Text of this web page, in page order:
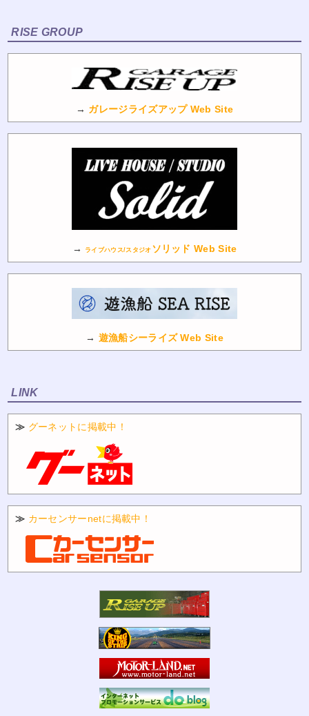
RISE GROUP
→ ガレージライズアップ Web Site
→ ライブハウス/スタジオ ソリッド Web Site
→ 遊漁船シーライズ Web Site
LINK
≫ グーネットに掲載中！
≫ カーセンサーnetに掲載中！